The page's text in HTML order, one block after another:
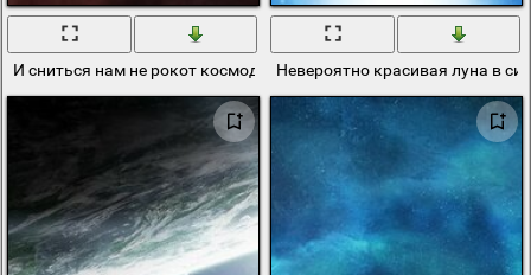
И сниться нам не рокот космодрома ни эта леденая синева
Невероятно красивая луна в